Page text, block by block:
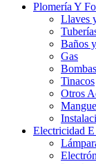
Plomería Y
Llaves
Baños
Gas
Tinacos
Otros
Electricidad